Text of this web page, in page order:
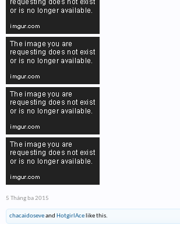
5 Tháng ba 2015
chacaidoseveand HotgirlAce like this.